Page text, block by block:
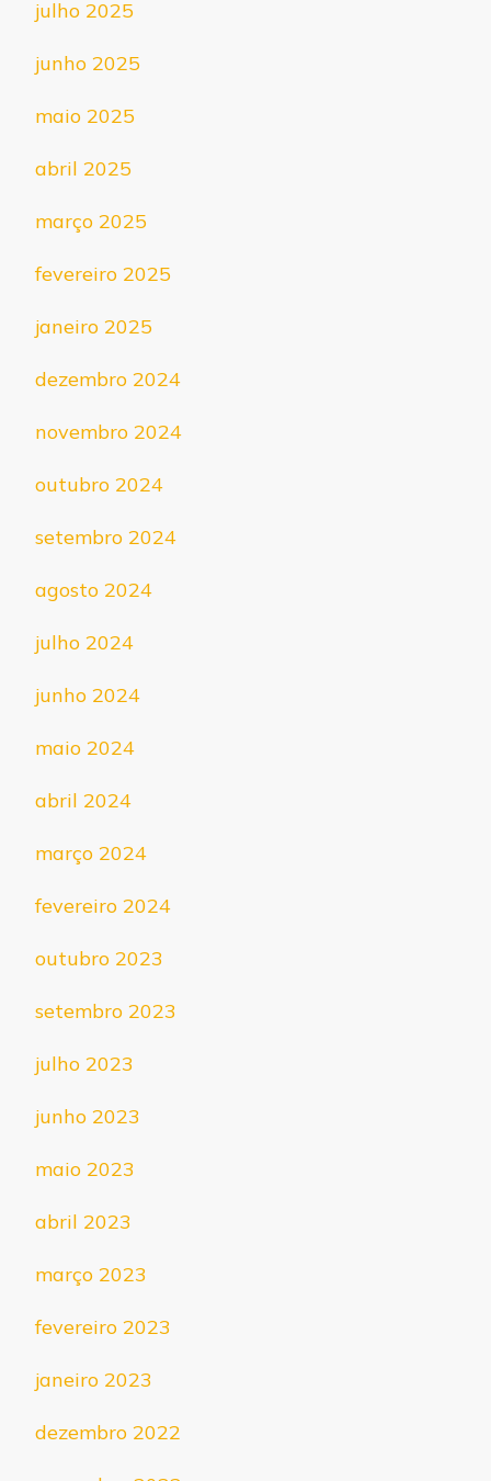
julho 2025
junho 2025
maio 2025
abril 2025
março 2025
fevereiro 2025
janeiro 2025
dezembro 2024
novembro 2024
outubro 2024
setembro 2024
agosto 2024
julho 2024
junho 2024
maio 2024
abril 2024
março 2024
fevereiro 2024
outubro 2023
setembro 2023
julho 2023
junho 2023
maio 2023
abril 2023
março 2023
fevereiro 2023
janeiro 2023
dezembro 2022